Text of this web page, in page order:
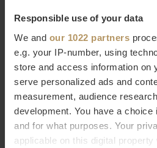
Responsible use of your data
We and our 1022 partners
e.g. your IP-number, using
store and access information on
serve personalized ads and
measurement, audience
development. You have a
and for what purposes. Your
applicable on this digital
ingericht te worden met de mooiste
Bestel Decor Walther
Wilt u meer weten over Decor
een product dat niet op onze
contact op met onze